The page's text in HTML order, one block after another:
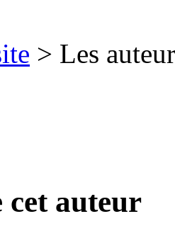
> Les
cet auteur